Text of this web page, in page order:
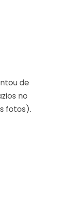
de
no
fotos).